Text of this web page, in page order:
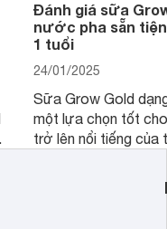
Đánh giá sữa
nước pha sẵn
1 tuổi
24/01/2025
Sữa Grow Gold
một lựa chọn tốt
trở lên nổi tiếng của
Malaysia. Với thành
đầy đủ và hương vị